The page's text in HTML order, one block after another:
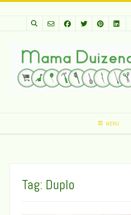
Spring
MENU
Tag: Duplo